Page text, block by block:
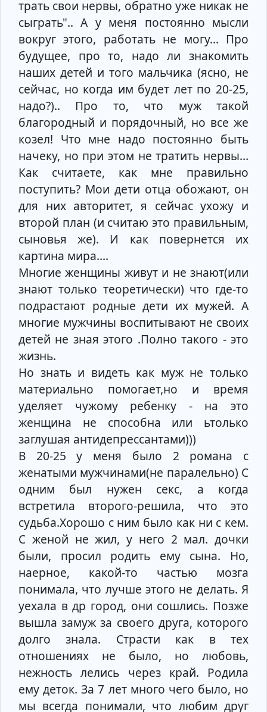
трать свои нервы, обратно уже никак не
сыграть".. А у меня постоянно мысли
вокруг этого, работать не могу... Про
будущее, про то, надо ли знакомить
наших детей и того мальчика (ясно, не
сейчас, но когда им будет лет по 20-25,
надо?).. Про то, что муж такой
благородный и порядочный, но все же
козел! Что мне надо постоянно быть
начеку, но при этом не тратить нервы...
Как считаете, как мне правильно
поступить? Мои дети отца обожают, он
для них авторитет, я сейчас ухожу и
второй план (и считаю это правильным,
сыновья же). И как повернется их
картина мира....
Многие женщины живут и не знают(или
знают только теоретически) что где-то
подрастают родные дети их мужей. А
многие мужчины воспитывают не своих
детей не зная этого .Полно такого - это
жизнь.
Но знать и видеть как муж не только
материально помогает,но и время
уделяет чужому ребенку - на это
женщина не способна или ьтолько
заглушая антидепрессантами)))
В 20-25 у меня было 2 романа с
женатыми мужчинами(не паралельно) С
одним был нужен секс, а когда
встретила второго-решила, что это
судьба.Хорошо с ним было как ни с кем.
С женой не жил, у него 2 мал. дочки
были, просил родить ему сына. Но,
наерное, какой-то частью мозга
понимала, что лучше этого не делать. Я
уехала в др город, они сошлись. Позже
вышла замуж за своего друга, которого
долго знала. Страсти как в тех
отношениях не было, но любовь,
нежность лелись через край. Родила
ему деток. За 7 лет много чего было, но
мы всегда понимали, что любим друг